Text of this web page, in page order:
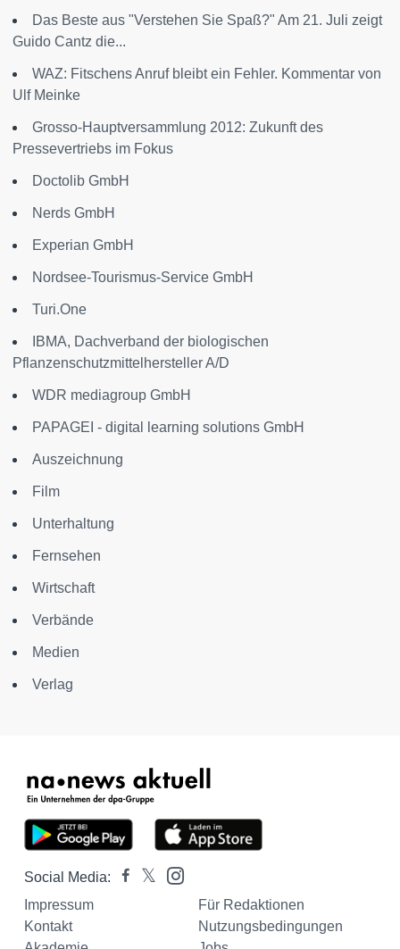
Das Beste aus "Verstehen Sie Spaß?" Am 21. Juli zeigt
Guido Cantz die...
WAZ: Fitschens Anruf bleibt ein Fehler. Kommentar von
Ulf Meinke
Grosso-Hauptversammlung 2012: Zukunft des
Pressevertriebs im Fokus
Doctolib GmbH
Nerds GmbH
Experian GmbH
Nordsee-Tourismus-Service GmbH
Turi.One
IBMA, Dachverband der biologischen
Pflanzenschutzmittelhersteller A/D
WDR mediagroup GmbH
PAPAGEI - digital learning solutions GmbH
Auszeichnung
Film
Unterhaltung
Fernsehen
Wirtschaft
Verbände
Medien
Verlag
Social Media:
Impressum
Für Redaktionen
Kontakt
Nutzungsbedingungen